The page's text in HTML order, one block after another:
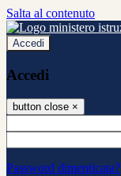
Salta al contenuto
Accedi
Accedi
button close ×
Password dimenticata?